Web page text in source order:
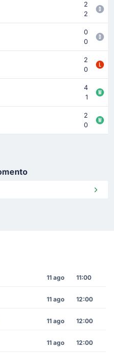
2
2
0
0
2
0
4
1
2
0
11 ago 11:00
11 ago 12:00
11 ago 12:00
11 ago 12:00